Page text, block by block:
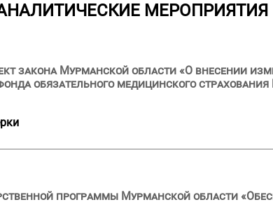
МЕРОПРИЯТИЯ
закона Мурманской области «О внесении
обязательного медицинского
программы Мурманской области